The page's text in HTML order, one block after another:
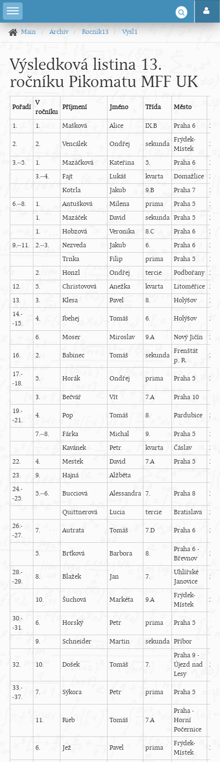
Main Archiv Rocnik13 Vysl1
Výsledková listina 13.
ročníku Pikomatu MFF UK
Pořadí
V
ročníku
Příjmení Jméno Třída Město 1
1. 1. Mašková Alice IX.B Praha 6 25
2. 2. Vencálek Ondřej sekunda
Frýdek-
Místek
25
3.--5. 1. Mazáčková Kateřina 5. Praha 6
25
3.--4.
Fajt Lukáš kvarta Domažlice
24
Kotrla
Jakub 9.B Praha 7
23
6.--8.
1. Antušková Milena prima Praha 5
22
1.
Mazáček David sekunda Praha 5
25
1.
Hobzová Veronika 8.C Praha 6
25
9.--11.
2.--3. Nezveda Jakub 6. Praha 6
22
Trnka
Filip prima Praha 5
21
2.
Honzl Ondřej tercie Podbořany 23
12.
5. Christovová Anežka kvarta Litoměřice 24
13.
3. Klesa Pavel 8. Holýšov
25
14.-
-15.
4. Ibehej Tomáš 6. Holýšov 24
6. Moser Miroslav 9.A Nový Jičín 25
16. 2. Babinec Tomáš sekunda
Frenštát
p. R.
23
17.-
-18.
5. Horák Ondřej prima Praha 5 21
3. Bečvář Vít 7.A Praha 10
18
19.-
-21.
4. Pop Tomáš 8. Pardubice 21
7.--8. Fárka Michal 9. Praha 5
24
Kavánek
Petr kvarta Čáslav
22
22.
4. Mestek David 7.A Praha 5
23
23.
9. Hajná Alžběta
14
24.-
-25.
5.--6. Bucciová Alessandra 7. Praha 8 24
Quittnerová Lucia tercie Bratislava
25
26.-
-27.
7. Autrata Tomáš 7.D Praha 6 23
5. Brťková Barbora 8.
Praha 6 -
Břevnov
20
28.-
-29.
8. Blažek Jan 7.
Uhlířské
Janovice
23
10. Šuchová Markéta 9.A
Frýdek-
Místek
20
30.-
-31.
6. Horský Petr prima Praha 5 19
9. Schneider Martin sekunda Příbor 19
32. 10. Došek Tomáš 7.
Praha 9 -
Újezd nad
Lesy
22
33.-
-37.
7. Sýkora Petr prima Praha 5 16
11. Rieb Tomáš 7.A
Praha -
Horní
Počernice
18
6. Jež Pavel prima
Frýdek-
Místek
22